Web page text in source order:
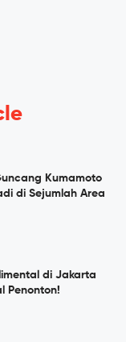
Kumamoto
di Sejumlah Area
di Jakarta
Penonton!